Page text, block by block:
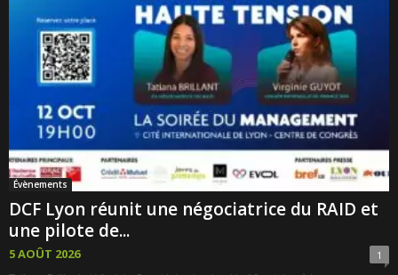
Évènements
DCF Lyon réunit une négociatrice du RAID et
une pilote de...
5 AOÛT 2026 1